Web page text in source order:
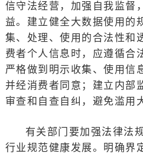
信守法经营，加强自我监督
益。建立健全大数据使用的
集、处理、使用的合法性和
费者个人信息时，应遵循合
严格做到明示收集、使用信
并经消费者同意；建立内部
审查和自查自纠，避免滥用
有关部门要加强法律法
行业规范健康发展。明确界